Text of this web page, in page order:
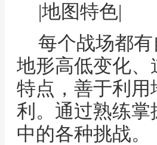
|地图特色|
每个战场都
地形高低变化
特点，善于利
利。通过熟练
中的各种挑战。